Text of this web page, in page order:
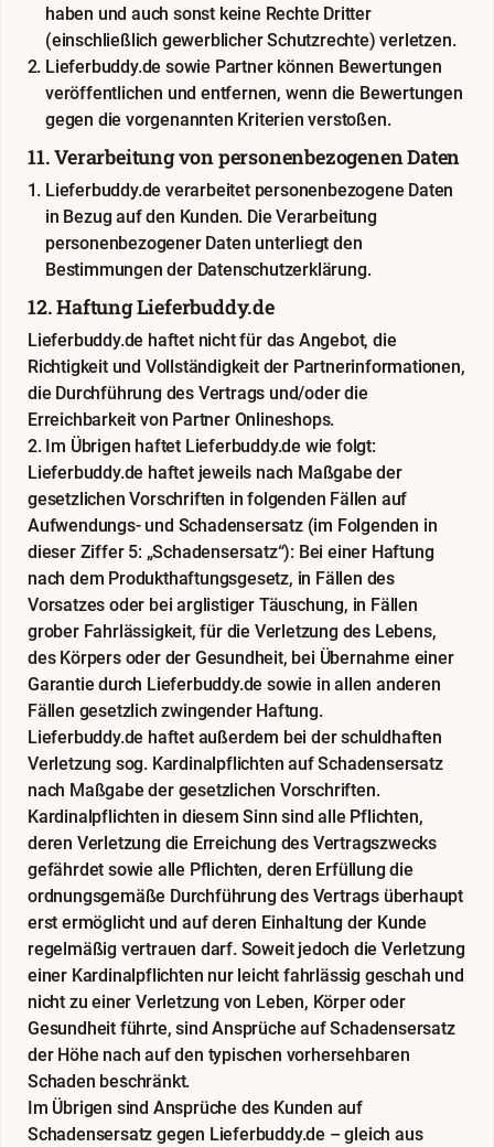
haben und auch sonst keine Rechte Dritter
(einschließlich gewerblicher Schutzrechte) verletzen.
Lieferbuddy.de sowie Partner können Bewertungen
veröffentlichen und entfernen, wenn die Bewertungen
gegen die vorgenannten Kriterien verstoßen.
11. Verarbeitung von personenbezogenen Daten
Lieferbuddy.de verarbeitet personenbezogene Daten
in Bezug auf den Kunden. Die Verarbeitung
personenbezogener Daten unterliegt den
Bestimmungen der Datenschutzerklärung.
12. Haftung Lieferbuddy.de
Lieferbuddy.de haftet nicht für das Angebot, die
Richtigkeit und Vollständigkeit der Partnerinformationen,
die Durchführung des Vertrags und/oder die
Erreichbarkeit von Partner Onlineshops.
2. Im Übrigen haftet Lieferbuddy.de wie folgt:
Lieferbuddy.de haftet jeweils nach Maßgabe der
gesetzlichen Vorschriften in folgenden Fällen auf
Aufwendungs- und Schadensersatz (im Folgenden in
dieser Ziffer 5: „Schadensersatz“): Bei einer Haftung
nach dem Produkthaftungsgesetz, in Fällen des
Vorsatzes oder bei arglistiger Täuschung, in Fällen
grober Fahrlässigkeit, für die Verletzung des Lebens,
des Körpers oder der Gesundheit, bei Übernahme einer
Garantie durch Lieferbuddy.de sowie in allen anderen
Fällen gesetzlich zwingender Haftung.
Lieferbuddy.de haftet außerdem bei der schuldhaften
Verletzung sog. Kardinalpflichten auf Schadensersatz
nach Maßgabe der gesetzlichen Vorschriften.
Kardinalpflichten in diesem Sinn sind alle Pflichten,
deren Verletzung die Erreichung des Vertragszwecks
gefährdet sowie alle Pflichten, deren Erfüllung die
ordnungsgemäße Durchführung des Vertrags überhaupt
erst ermöglicht und auf deren Einhaltung der Kunde
regelmäßig vertrauen darf. Soweit jedoch die Verletzung
einer Kardinalpflichten nur leicht fahrlässig geschah und
nicht zu einer Verletzung von Leben, Körper oder
Gesundheit führte, sind Ansprüche auf Schadensersatz
der Höhe nach auf den typischen vorhersehbaren
Schaden beschränkt.
Im Übrigen sind Ansprüche des Kunden auf
Schadensersatz gegen Lieferbuddy.de – gleich aus